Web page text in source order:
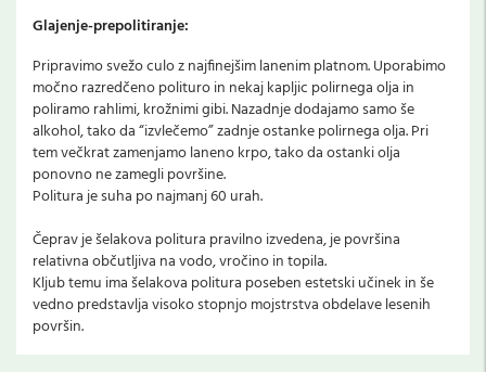
Glajenje-prepolitiranje:
Pripravimo svežo culo z najfinejšim lanenim platnom. Uporabimo
močno razredčeno polituro in nekaj kapljic polirnega olja in
poliramo rahlimi, krožnimi gibi. Nazadnje dodajamo samo še
alkohol, tako da “izvlečemo” zadnje ostanke polirnega olja. Pri
tem večkrat zamenjamo laneno krpo, tako da ostanki olja
ponovno ne zamegli površine.
Politura je suha po najmanj 60 urah.
Čeprav je šelakova politura pravilno izvedena, je površina
relativna občutljiva na vodo, vročino in topila.
Kljub temu ima šelakova politura poseben estetski učinek in še
vedno predstavlja visoko stopnjo mojstrstva obdelave lesenih
površin.